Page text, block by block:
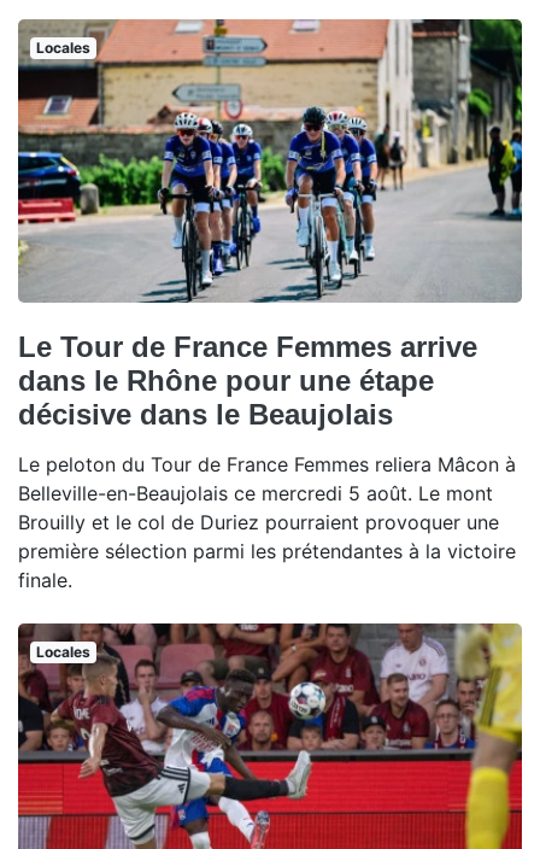
Locales
Le Tour de France Femmes arrive
dans le Rhône pour une étape
décisive dans le Beaujolais
Le peloton du Tour de France Femmes reliera Mâcon à
Belleville-en-Beaujolais ce mercredi 5 août. Le mont
Brouilly et le col de Duriez pourraient provoquer une
première sélection parmi les prétendantes à la victoire
finale.
Locales